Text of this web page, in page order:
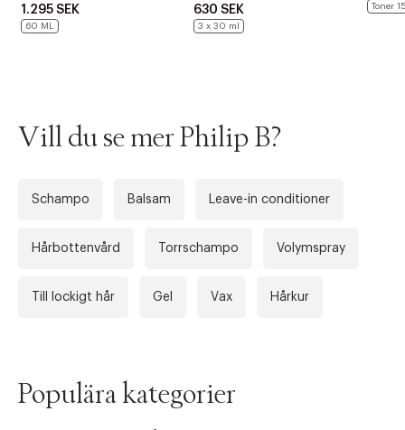
1.295 SEK
60 ML
ml
630 SEK
3 x 30 ml
Toner
Vill du se mer Philip B?
Schampo Balsam Leave-in conditioner
Hårbottenvård Torrschampo Volymspray
Till lockigt hår Gel Vax Hårkur
Populära kategorier